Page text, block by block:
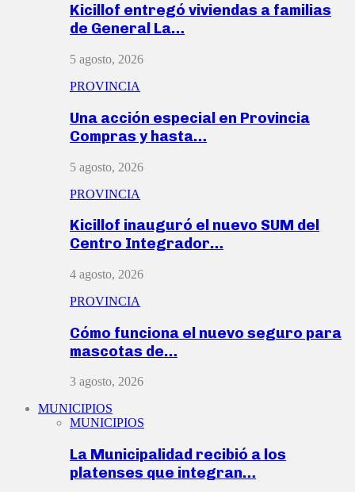
Kicillof entregó viviendas a familias
de General La…
5 agosto, 2026
PROVINCIA
Una acción especial en Provincia
Compras y hasta…
5 agosto, 2026
PROVINCIA
Kicillof inauguró el nuevo SUM del
Centro Integrador…
4 agosto, 2026
PROVINCIA
Cómo funciona el nuevo seguro para
mascotas de…
3 agosto, 2026
MUNICIPIOS
MUNICIPIOS
La Municipalidad recibió a los
platenses que integran…